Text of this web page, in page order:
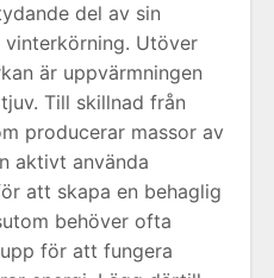
del av sin
Utöver
är uppvärmningen
Till skillnad från
producerar massor av
aktivt använda
att skapa en behaglig
behöver ofta
för att fungera